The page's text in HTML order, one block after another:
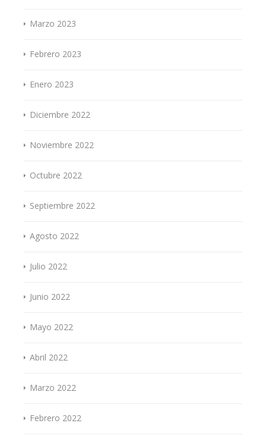
Marzo 2023
Febrero 2023
Enero 2023
Diciembre 2022
Noviembre 2022
Octubre 2022
Septiembre 2022
Agosto 2022
Julio 2022
Junio 2022
Mayo 2022
Abril 2022
Marzo 2022
Febrero 2022